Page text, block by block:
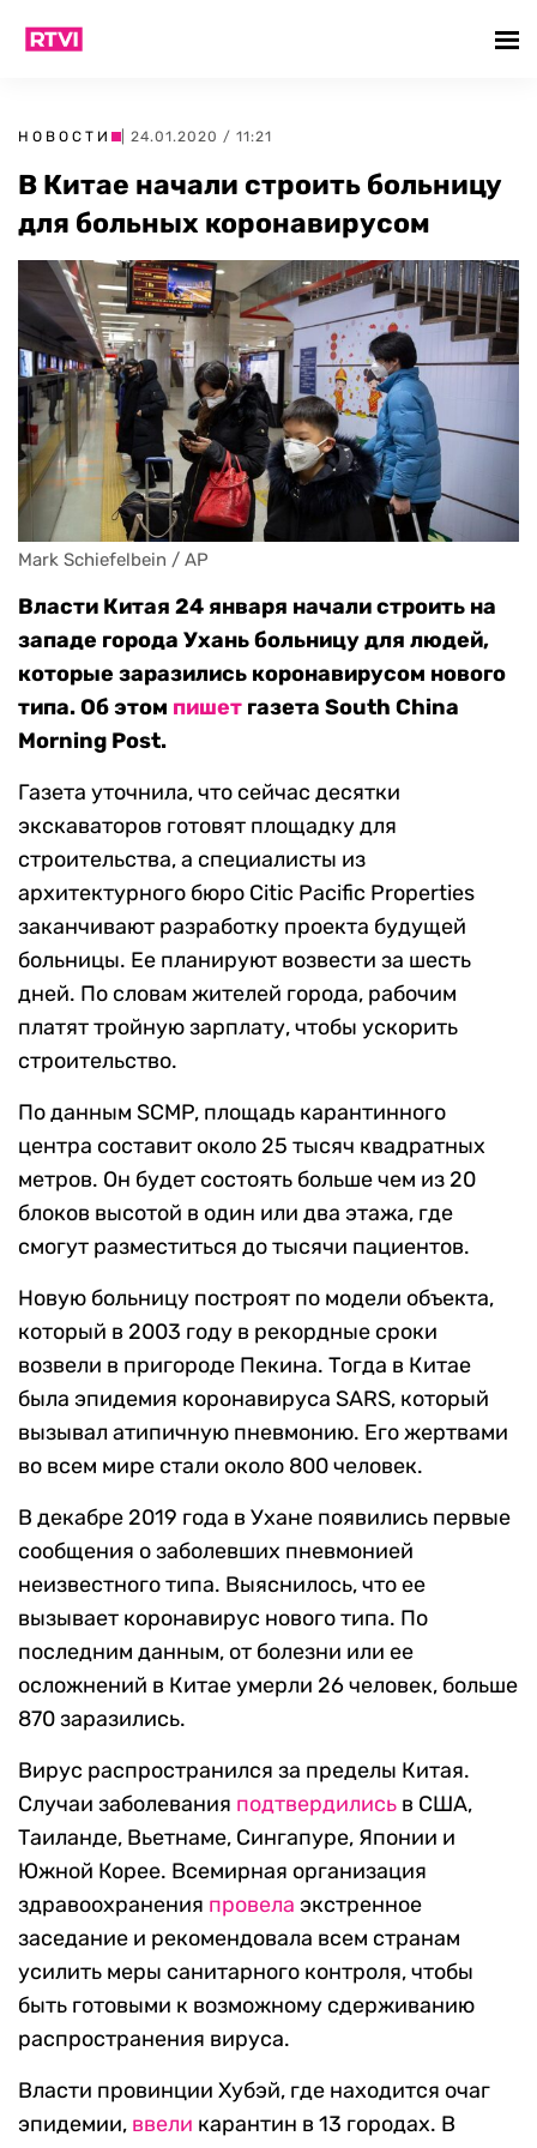
НОВОСТИ | 24.01.2020 / 11:21
В Китае начали строить больницу
для больных коронавирусом
Mark Schiefelbein / AP
Власти Китая 24 января начали строить на
западе города Ухань больницу для людей,
которые заразились коронавирусом нового
типа. Об этом пишет газета South China
Morning Post.
Газета уточнила, что сейчас десятки
экскаваторов готовят площадку для
строительства, а специалисты из
архитектурного бюро Citic Pacific Properties
заканчивают разработку проекта будущей
больницы. Ее планируют возвести за шесть
дней. По словам жителей города, рабочим
платят тройную зарплату, чтобы ускорить
строительство.
По данным SCMP, площадь карантинного
центра составит около 25 тысяч квадратных
метров. Он будет состоять больше чем из 20
блоков высотой в один или два этажа, где
смогут разместиться до тысячи пациентов.
Новую больницу построят по модели объекта,
который в 2003 году в рекордные сроки
возвели в пригороде Пекина. Тогда в Китае
была эпидемия коронавируса SARS, который
вызывал атипичную пневмонию. Его жертвами
во всем мире стали около 800 человек.
В декабре 2019 года в Ухане появились первые
сообщения о заболевших пневмонией
неизвестного типа. Выяснилось, что ее
вызывает коронавирус нового типа. По
последним данным, от болезни или ее
осложнений в Китае умерли 26 человек, больше
870 заразились.
Вирус распространился за пределы Китая.
Случаи заболевания подтвердились в США,
Таиланде, Вьетнаме, Сингапуре, Японии и
Южной Корее. Всемирная организация
здравоохранения провела экстренное
заседание и рекомендовала всем странам
усилить меры санитарного контроля, чтобы
быть готовыми к возможному сдерживанию
распространения вируса.
Власти провинции Хубэй, где находится очаг
эпидемии, ввели карантин в 13 городах. В